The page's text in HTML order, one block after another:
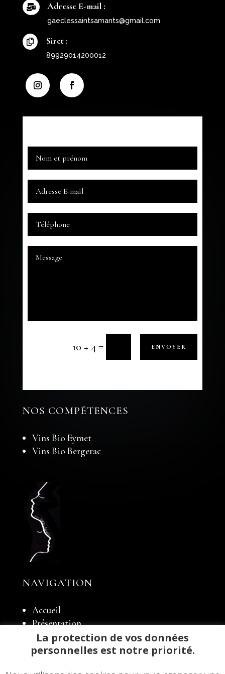
 Adresse E-mail :
gaeclessaintsamants@gmail.com
 Siret :
89929014200012
10 + 4= ENVOYER
NOS COMPÉTENCES
Vins Bio Eymet
Vins Bio Bergerac
NAVIGATION
Accueil
Présentation
Notre domaine
Élevage
La protection de vos données
personnelles est notre priorité.